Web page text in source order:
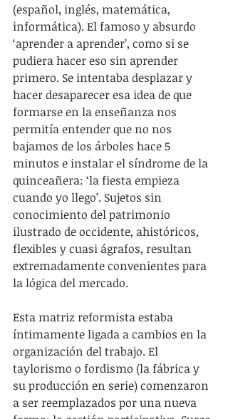
(español, inglés, matemática,
informática). El famoso y absurdo
‘aprender a aprender’, como si se
pudiera hacer eso sin aprender
primero. Se intentaba desplazar y
hacer desaparecer esa idea de que
formarse en la enseñanza nos
permitía entender que no nos
bajamos de los árboles hace 5
minutos e instalar el síndrome de la
quinceañera: ‘la fiesta empieza
cuando yo llego’. Sujetos sin
conocimiento del patrimonio
ilustrado de occidente, ahistóricos,
flexibles y cuasi ágrafos, resultan
extremadamente convenientes para
la lógica del mercado.
Esta matriz reformista estaba
íntimamente ligada a cambios en la
organización del trabajo. El
taylorismo o fordismo (la fábrica y
su producción en serie) comenzaron
a ser reemplazados por una nueva